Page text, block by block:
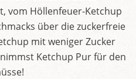
vom Höllenfeuer-Ketchup
über die zuckerfreie
mit weniger Zucker
Ketchup Pur für den